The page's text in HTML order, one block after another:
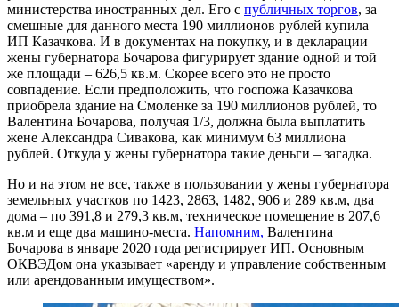
министерства иностранных дел. Его с публичных торгов, за
смешные для данного места 190 миллионов рублей купила
ИП Казачкова. И в документах на покупку, и в декларации
жены губернатора Бочарова фигурирует здание одной и той
же площади – 626,5 кв.м. Скорее всего это не просто
совпадение. Если предположить, что госпожа Казачкова
приобрела здание на Смоленке за 190 миллионов рублей, то
Валентина Бочарова, получая 1/3, должна была выплатить
жене Александра Сивакова, как минимум 63 миллиона
рублей. Откуда у жены губернатора такие деньги – загадка.
Но и на этом не все, также в пользовании у жены губернатора
земельных участков по 1423, 2863, 1482, 906 и 289 кв.м, два
дома – по 391,8 и 279,3 кв.м, техническое помещение в 207,6
кв.м и еще два машино-места. Напомним, Валентина
Бочарова в январе 2020 года регистрирует ИП. Основным
ОКВЭДом она указывает «аренду и управление собственным
или арендованным имуществом».